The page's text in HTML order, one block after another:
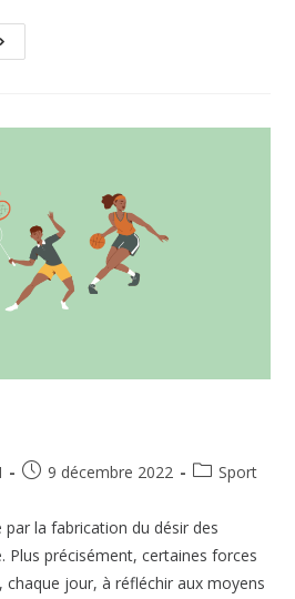
9 décembre 2022 Sport
la fabrication du désir des
Plus précisément, certaines forces
chaque jour, à réfléchir aux moyens